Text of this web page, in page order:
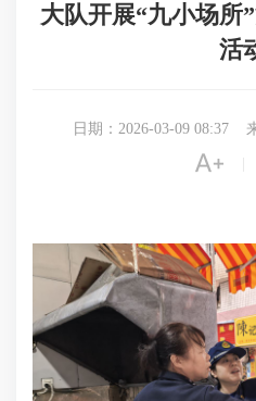
大队开展“九小场所
活
日期：2026-03-09 08:37
